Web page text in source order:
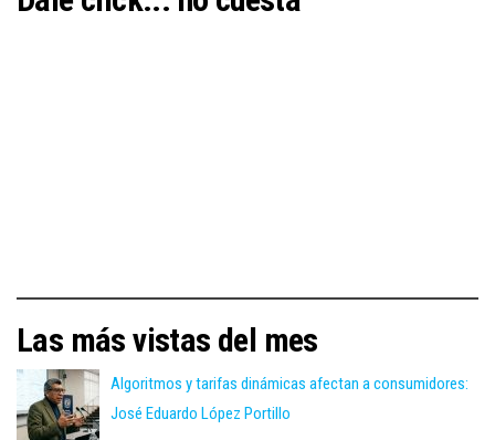
Las más vistas del mes
Algoritmos y tarifas dinámicas afectan a consumidores:
José Eduardo López Portillo